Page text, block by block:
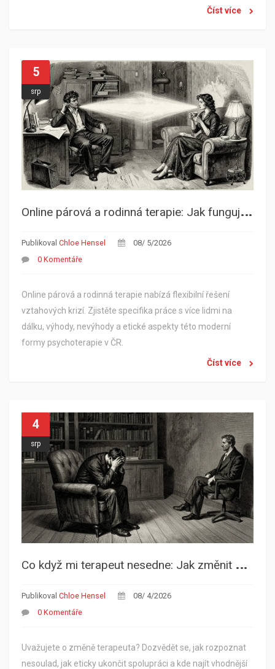
Číst více
5
srp
O
nline párová a rodinná terapie: Jak funguje práce s více lidmi na dálku
Publikoval Chloe Hensel
08/ 5/2026
0 Komentáře
Online párová a rodinná terapie nabízá flexibilní řešení
vztahových krizí. Zjistěte specifika práce s více lidmi na
dálku, výhody, nevýhody a etické aspekty této moderní
formy psychoterapie v ČR.
Číst více
4
srp
C
o když mi terapeut nesedne: Jak změnit psychoterapeuta bezpečně a korektně
Publikoval Chloe Hensel
08/ 4/2026
0 Komentáře
Uvažujete o změně terapeuta? Dozvědět se, jak rozpoznat
nesoulad, jak eticky ukončit spolupráci a kde najít vhodnější